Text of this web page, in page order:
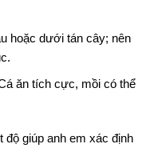
hoặc dưới tán cây; nên
ăn tích cực, mồi có thể
giúp anh em xác định